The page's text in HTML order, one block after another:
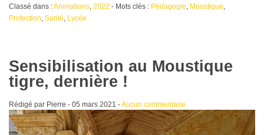
Classé dans :Animations, 2022 - Mots clés : Pédagogie, Moustique,
Protection, Santé, Lycée
Sensibilisation au Moustique
tigre, dernière !
Rédigé par Pierre - 05 mars 2021 -Aucun commentaire